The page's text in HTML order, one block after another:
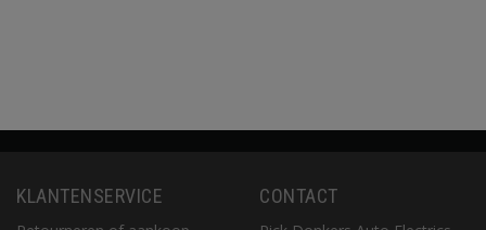
KLANTENSERVICE CONTACT